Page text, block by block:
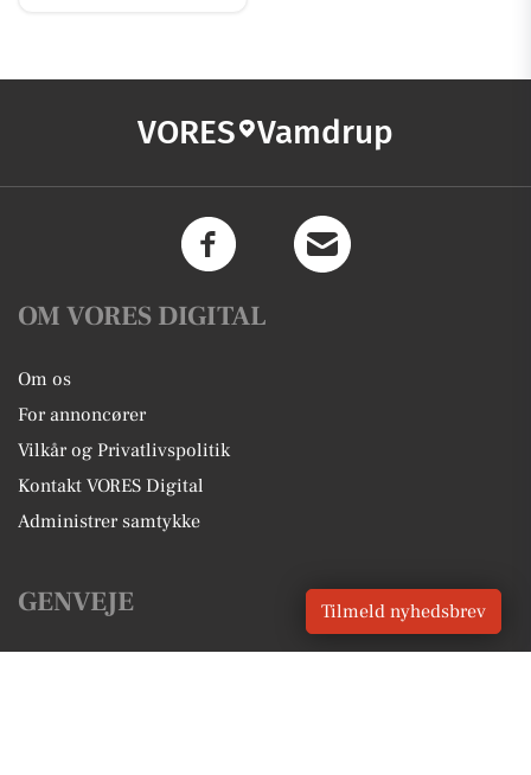
VORES Vamdrup
OM VORES DIGITAL
Om os
For annoncører
Vilkår og Privatlivspolitik
Kontakt VORES Digital
Administrer samtykke
GENVEJE Tilmeld nyhedsbrev